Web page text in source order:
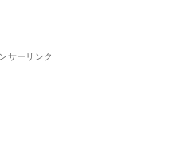
サーリンク